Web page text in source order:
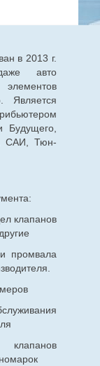
в 2013 г.
авто
Является
Будущего,
САИ, Тюн-
клапанов
промвала